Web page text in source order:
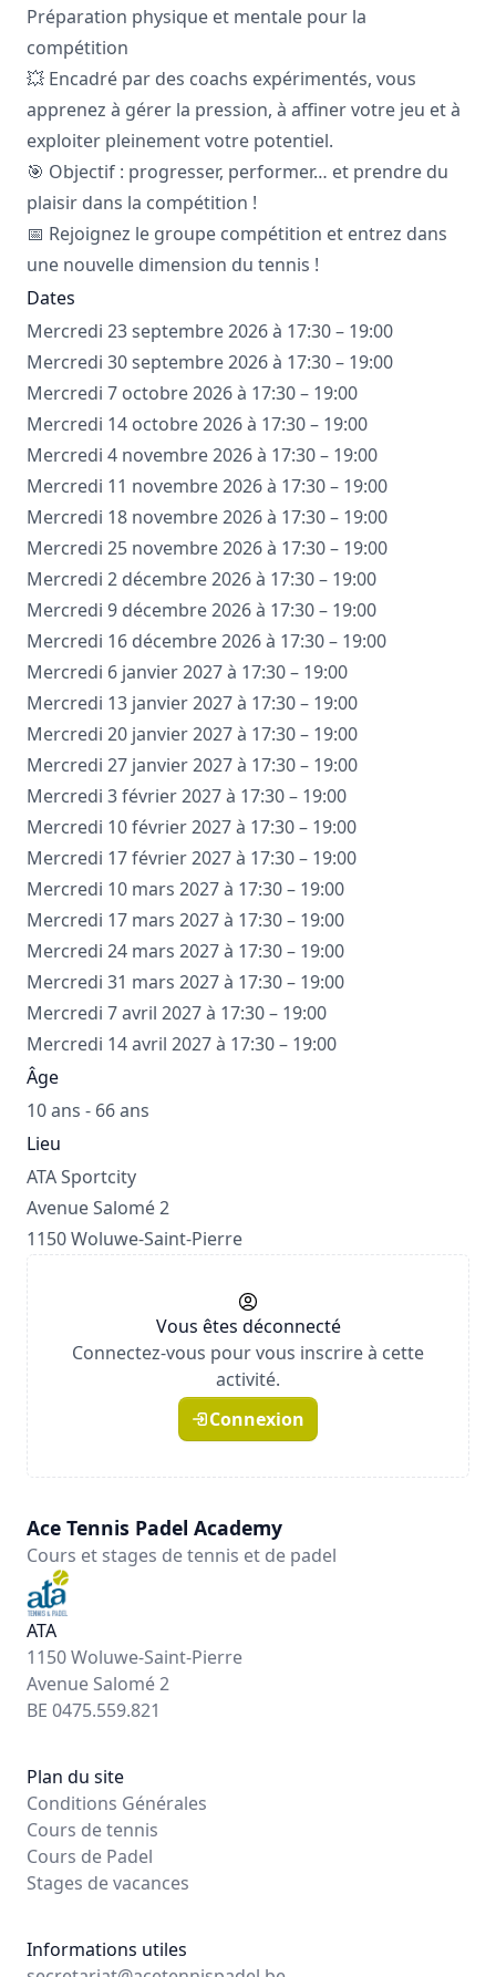
Préparation physique et mentale pour la
compétition
💥 Encadré par des coachs expérimentés, vous
apprenez à gérer la pression, à affiner votre jeu et à
exploiter pleinement votre potentiel.
🎯 Objectif : progresser, performer… et prendre du
plaisir dans la compétition !
📅 Rejoignez le groupe compétition et entrez dans
une nouvelle dimension du tennis !
Dates
Mercredi 23 septembre 2026 à 17:30 – 19:00
Mercredi 30 septembre 2026 à 17:30 – 19:00
Mercredi 7 octobre 2026 à 17:30 – 19:00
Mercredi 14 octobre 2026 à 17:30 – 19:00
Mercredi 4 novembre 2026 à 17:30 – 19:00
Mercredi 11 novembre 2026 à 17:30 – 19:00
Mercredi 18 novembre 2026 à 17:30 – 19:00
Mercredi 25 novembre 2026 à 17:30 – 19:00
Mercredi 2 décembre 2026 à 17:30 – 19:00
Mercredi 9 décembre 2026 à 17:30 – 19:00
Mercredi 16 décembre 2026 à 17:30 – 19:00
Mercredi 6 janvier 2027 à 17:30 – 19:00
Mercredi 13 janvier 2027 à 17:30 – 19:00
Mercredi 20 janvier 2027 à 17:30 – 19:00
Mercredi 27 janvier 2027 à 17:30 – 19:00
Mercredi 3 février 2027 à 17:30 – 19:00
Mercredi 10 février 2027 à 17:30 – 19:00
Mercredi 17 février 2027 à 17:30 – 19:00
Mercredi 10 mars 2027 à 17:30 – 19:00
Mercredi 17 mars 2027 à 17:30 – 19:00
Mercredi 24 mars 2027 à 17:30 – 19:00
Mercredi 31 mars 2027 à 17:30 – 19:00
Mercredi 7 avril 2027 à 17:30 – 19:00
Mercredi 14 avril 2027 à 17:30 – 19:00
Âge
10 ans - 66 ans
Lieu
ATA Sportcity
Avenue Salomé 2
1150 Woluwe-Saint-Pierre
Vous êtes déconnecté
Connectez-vous pour vous inscrire à cette
activité.
Connexion
Ace Tennis Padel Academy
Cours et stages de tennis et de padel
ATA
1150 Woluwe-Saint-Pierre
Avenue Salomé 2
BE 0475.559.821
Plan du site
Conditions Générales
Cours de tennis
Cours de Padel
Stages de vacances
Informations utiles